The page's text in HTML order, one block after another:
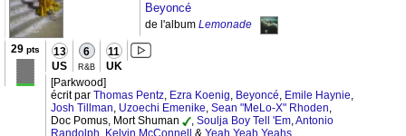
Beyoncé
de l'album Lemonade
29 pts 13
US
6
R&B
11
UK
[Parkwood]
écrit par Thomas Pentz, Ezra Koenig, Beyoncé, Emile Haynie,
Josh Tillman, Uzoechi Emenike, Sean "MeLo-X" Rhoden,
Doc Pomus, Mort Shuman
, Soulja Boy Tell 'Em,Antonio
Randolph
Kelvin McConnell & Yeah Yeah Yeahs